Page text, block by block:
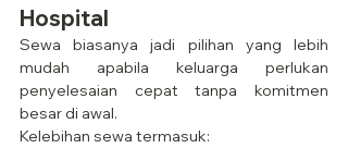
Hospital
Sewa biasanya jadi pilihan yang lebih
mudah apabila keluarga perlukan
penyelesaian cepat tanpa komitmen
besar di awal.
Kelebihan sewa termasuk: